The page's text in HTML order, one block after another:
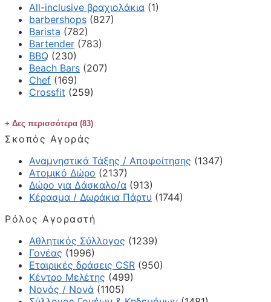
All-inclusive βραχιολάκια (1)
barbershops (827)
Barista (782)
Bartender (783)
BBQ (230)
Beach Bars (207)
Chef (169)
Crossfit (259)
Δες περισσότερα (83)
Σκοπός Αγοράς
Αναμνηστικά Τάξης / Αποφοίτησης (1347)
Ατομικό Δώρο (2137)
Δώρο για Δάσκαλο/α (913)
Κέρασμα / Δωράκια Πάρτυ (1744)
Ρόλος Αγοραστή
Αθλητικός Σύλλογος (1239)
Γονέας (1996)
Εταιρικές δράσεις CSR (950)
Κέντρο Μελέτης (499)
Νονός / Νονά (1105)